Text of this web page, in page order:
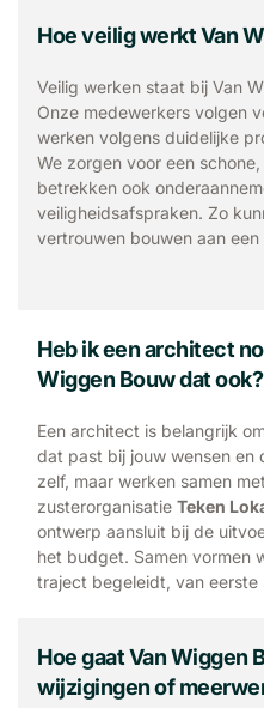
Hoe veilig werkt Van
Veilig werken staat bij Van
Onze medewerkers volgen
werken volgens duidelijke
We zorgen voor een
betrekken ook
veiligheidsafspraken. Zo
vertrouwen bouwen aan
Heb ik een architect
Wiggen Bouw dat ook?
Een architect is belangrijk
dat past bij jouw wensen en
zelf, maar werken samen
zusterorganisatie Teken
ontwerp aansluit bij de
het budget. Samen vormen
traject begeleidt, van
Hoe gaat Van Wiggen
wijzigingen of